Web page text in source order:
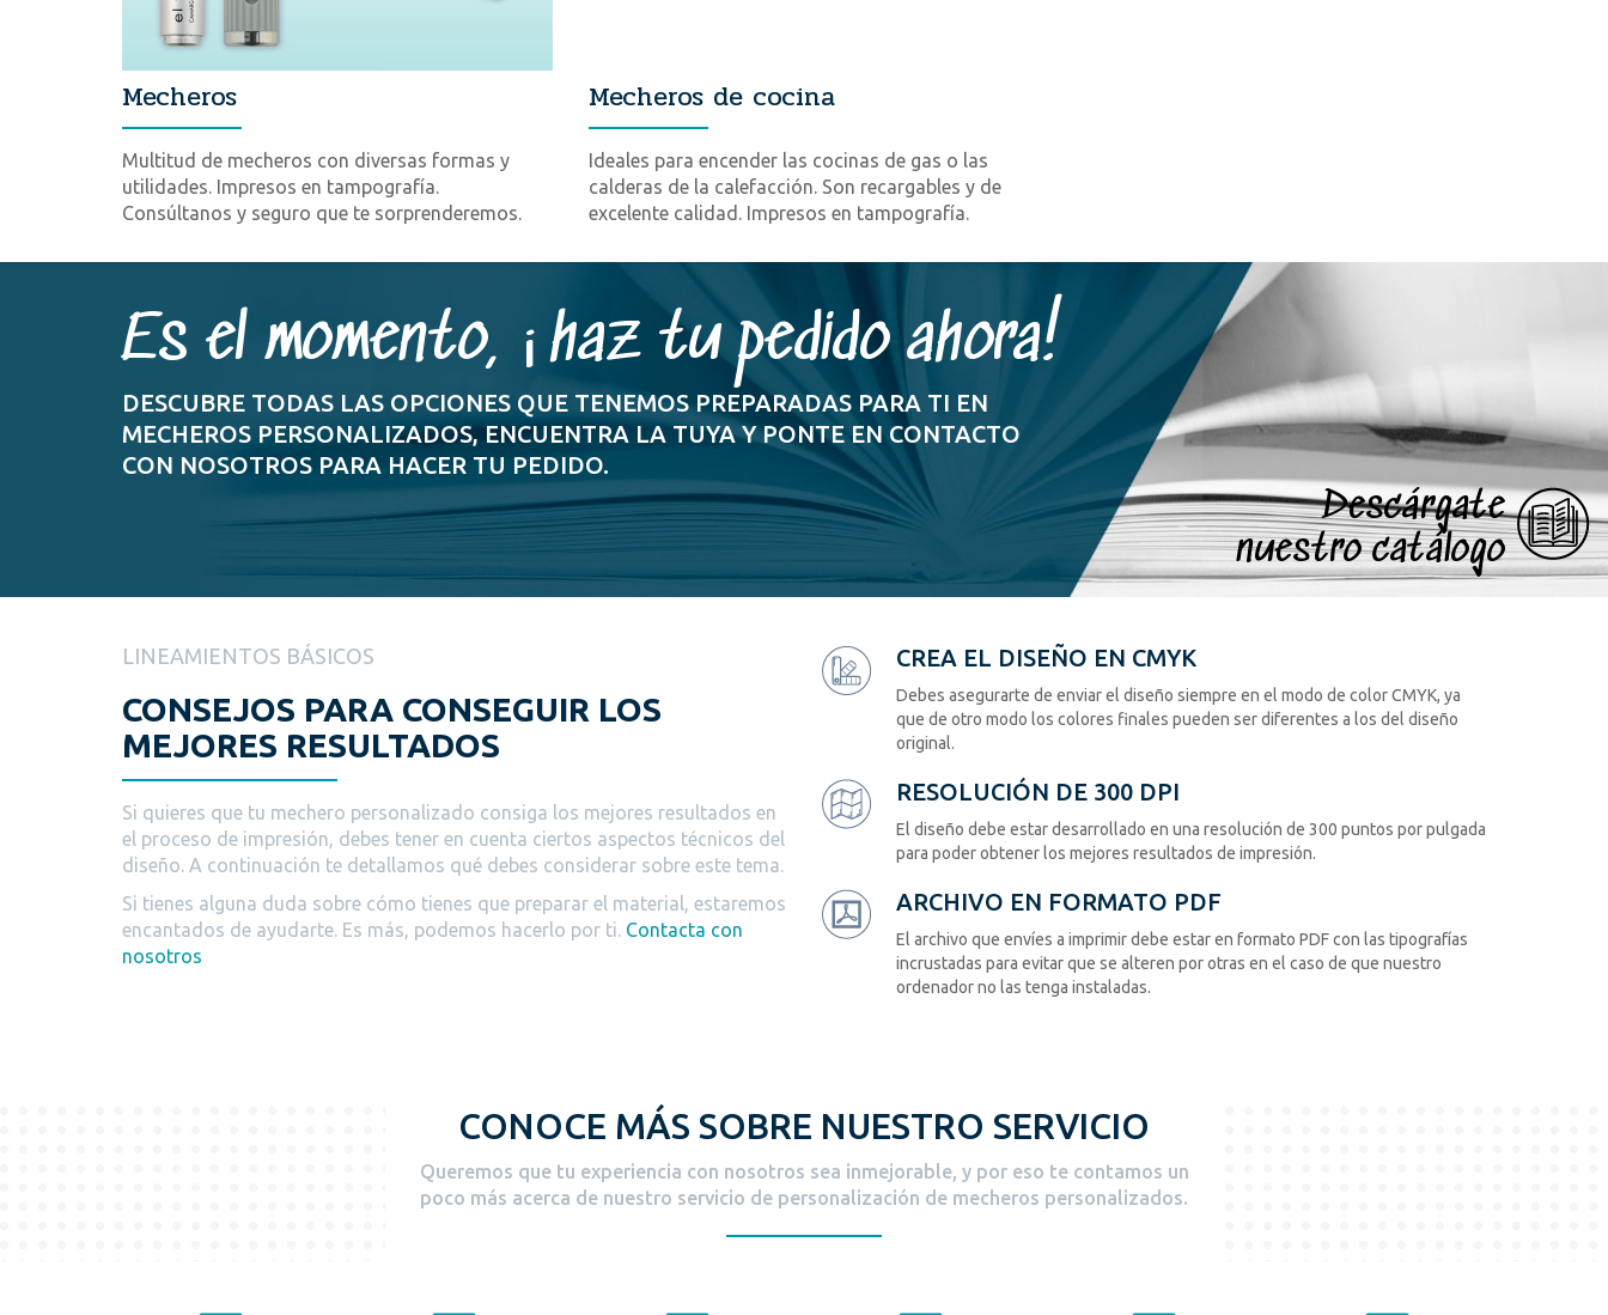
Mecheros
Multitud de mecheros con diversas formas y
utilidades. Impresos en tampografía.
Consúltanos y seguro que te sorprenderemos.
Mecheros de cocina
Ideales para encender las cocinas de gas o las
calderas de la calefacción. Son recargables y de
excelente calidad. Impresos en tampografía.
Es el momento, ¡haz tu pedido ahora!
DESCUBRE TODAS LAS OPCIONES QUE TENEMOS PREPARADAS PARA TI EN
MECHEROS PERSONALIZADOS, ENCUENTRA LA TUYA Y PONTE EN CONTACTO
CON NOSOTROS PARA HACER TU PEDIDO.
Descárgate
nuestro catálogo
LINEAMIENTOS BÁSICOS
CONSEJOS PARA CONSEGUIR LOS
MEJORES RESULTADOS
Si quieres que tu mechero personalizado consiga los mejores resultados en
el proceso de impresión, debes tener en cuenta ciertos aspectos técnicos del
diseño. A continuación te detallamos qué debes considerar sobre este tema.
Si tienes alguna duda sobre cómo tienes que preparar el material, estaremos
encantados de ayudarte. Es más, podemos hacerlo por ti. Contacta con
nosotros
CREA EL DISEÑO EN CMYK
Debes asegurarte de enviar el diseño siempre en el modo de color CMYK, ya
que de otro modo los colores finales pueden ser diferentes a los del diseño
original.
RESOLUCIÓN DE 300 DPI
El diseño debe estar desarrollado en una resolución de 300 puntos por pulgada
para poder obtener los mejores resultados de impresión.
ARCHIVO EN FORMATO PDF
El archivo que envíes a imprimir debe estar en formato PDF con las tipografías
incrustadas para evitar que se alteren por otras en el caso de que nuestro
ordenador no las tenga instaladas.
CONOCE MÁS SOBRE NUESTRO SERVICIO
Queremos que tu experiencia con nosotros sea inmejorable, y por eso te contamos un
poco más acerca de nuestro servicio de personalización de mecheros personalizados.